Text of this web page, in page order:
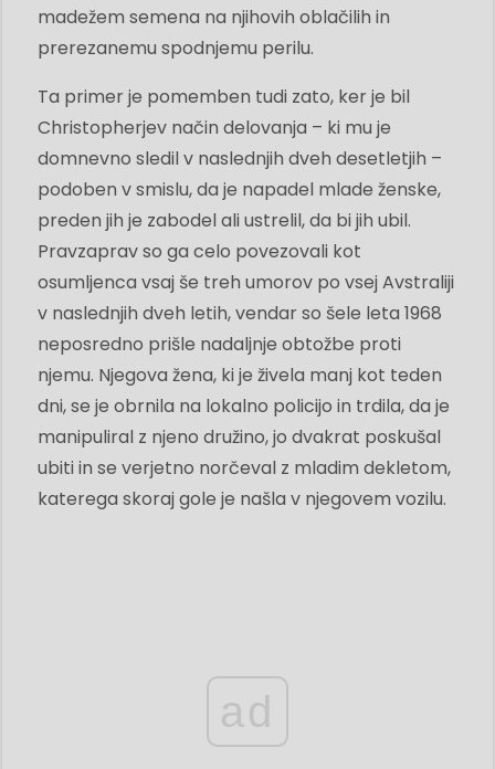
madežem semena na njihovih oblačilih in
prerezanemu spodnjemu perilu.
Ta primer je pomemben tudi zato, ker je bil
Christopherjev način delovanja – ki mu je
domnevno sledil v naslednjih dveh desetletjih –
podoben v smislu, da je napadel mlade ženske,
preden jih je zabodel ali ustrelil, da bi jih ubil.
Pravzaprav so ga celo povezovali kot
osumljenca vsaj še treh umorov po vsej Avstraliji
v naslednjih dveh letih, vendar so šele leta 1968
neposredno prišle nadaljnje obtožbe proti
njemu. Njegova žena, ki je živela manj kot teden
dni, se je obrnila na lokalno policijo in trdila, da je
manipuliral z njeno družino, jo dvakrat poskušal
ubiti in se verjetno norčeval z mladim dekletom,
katerega skoraj gole je našla v njegovem vozilu.
ad